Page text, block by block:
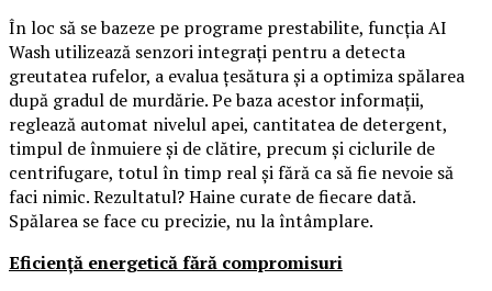
În loc să se bazeze pe programe prestabilite, funcția AI
Wash utilizează senzori integrați pentru a detecta
greutatea rufelor, a evalua țesătura și a optimiza spălarea
după gradul de murdărie. Pe baza acestor informații,
reglează automat nivelul apei, cantitatea de detergent,
timpul de înmuiere și de clătire, precum și ciclurile de
centrifugare, totul în timp real și fără ca să fie nevoie să
faci nimic. Rezultatul? Haine curate de fiecare dată.
Spălarea se face cu precizie, nu la întâmplare.
Eficiență energetică fără compromisuri